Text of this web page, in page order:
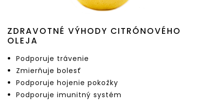
ZDRAVOTNÉ VÝHODY CITRÓNOVÉHO
OLEJA
Podporuje trávenie
Zmierňuje bolesť
Podporuje hojenie pokožky
Podporuje imunitný systém